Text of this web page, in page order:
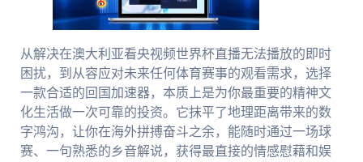
从解决在澳大利亚看央视频世界杯直播无法播放的即时
困扰，到从容应对未来任何体育赛事的观看需求，选择
一款合适的回国加速器，本质上是为你最重要的精神文
化生活做一次可靠的投资。它抹平了地理距离带来的数
字鸿沟，让你在海外拼搏奋斗之余，能随时通过一场球
赛、一句熟悉的乡音解说，获得最直接的情感慰藉和娱